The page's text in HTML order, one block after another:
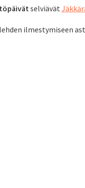
selviävät
ilmestymiseen